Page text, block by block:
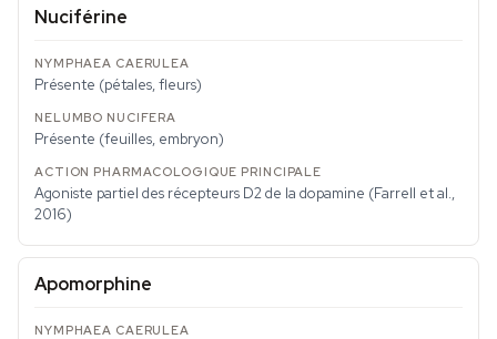
Nuciférine
Présente (pétales, fleurs)
Présente (feuilles, embryon)
Agoniste partiel des récepteurs D2 de la dopamine (Farrell et al.,
2016)
Apomorphine